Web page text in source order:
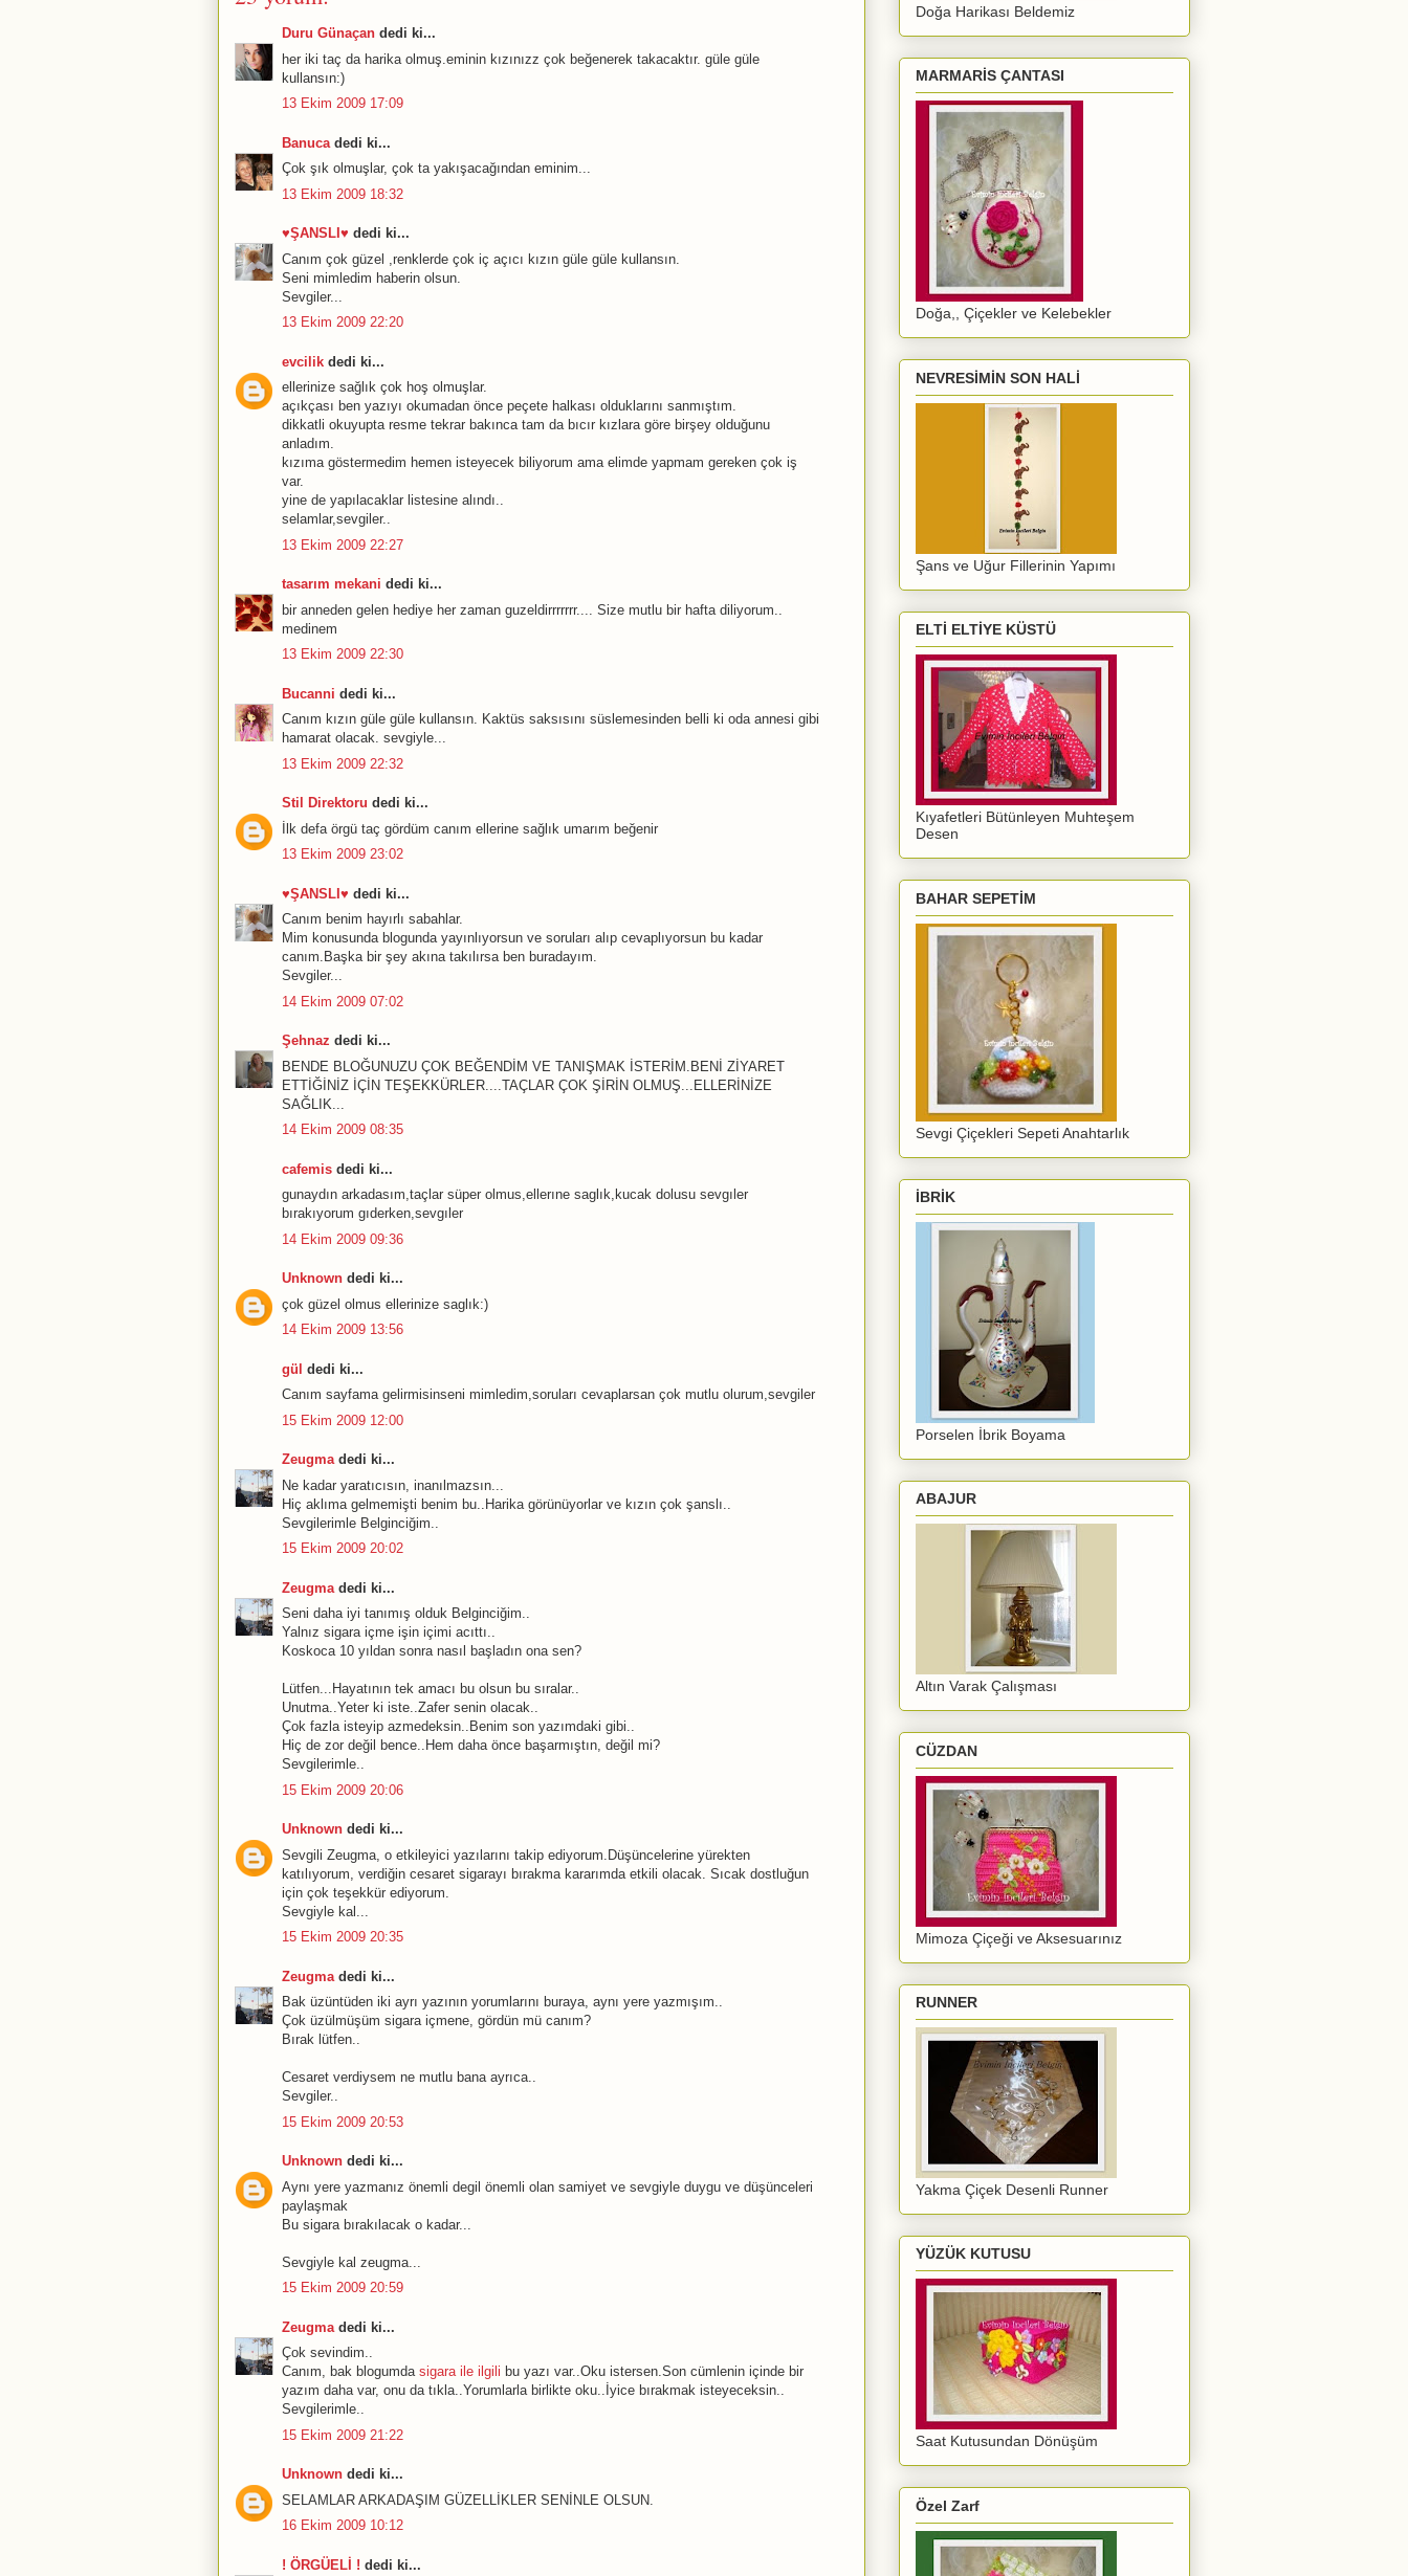
Duru Günaçan dedi ki...
her iki taç da harika olmuş.eminin kızınızz çok beğenerek takacaktır. güle güle
kullansın:)
13 Ekim 2009 17:09
Banuca dedi ki...
Çok şık olmuşlar, çok ta yakışacağından eminim...
13 Ekim 2009 18:32
♥ŞANSLI♥ dedi ki...
Canım çok güzel ,renklerde çok iç açıcı kızın güle güle kullansın.
Seni mimledim haberin olsun.
Sevgiler...
13 Ekim 2009 22:20
evcilik dedi ki...
ellerinize sağlık çok hoş olmuşlar.
açıkçası ben yazıyı okumadan önce peçete halkası olduklarını sanmıştım.
dikkatli okuyupta resme tekrar bakınca tam da bıcır kızlara göre birşey olduğunu
anladım.
kızıma göstermedim hemen isteyecek biliyorum ama elimde yapmam gereken çok iş
var.
yine de yapılacaklar listesine alındı..
selamlar,sevgiler..
13 Ekim 2009 22:27
tasarım mekani dedi ki...
bir anneden gelen hediye her zaman guzeldirrrrrrr.... Size mutlu bir hafta diliyorum..
medinem
13 Ekim 2009 22:30
Bucanni dedi ki...
Canım kızın güle güle kullansın. Kaktüs saksısını süslemesinden belli ki oda annesi gibi
hamarat olacak. sevgiyle...
13 Ekim 2009 22:32
Stil Direktoru dedi ki...
İlk defa örgü taç gördüm canım ellerine sağlık umarım beğenir
13 Ekim 2009 23:02
♥ŞANSLI♥ dedi ki...
Canım benim hayırlı sabahlar.
Mim konusunda blogunda yayınlıyorsun ve soruları alıp cevaplıyorsun bu kadar
canım.Başka bir şey akına takılırsa ben buradayım.
Sevgiler...
14 Ekim 2009 07:02
Şehnaz dedi ki...
BENDE BLOĞUNUZU ÇOK BEĞENDİM VE TANIŞMAK İSTERİM.BENİ ZİYARET
ETTİĞİNİZ İÇİN TEŞEKKÜRLER....TAÇLAR ÇOK ŞİRİN OLMUŞ...ELLERİNİZE
SAĞLIK...
14 Ekim 2009 08:35
cafemis dedi ki...
gunaydın arkadasım,taçlar süper olmus,ellerıne saglık,kucak dolusu sevgıler
bırakıyorum gıderken,sevgıler
14 Ekim 2009 09:36
Unknown dedi ki...
çok güzel olmus ellerinize saglık:)
14 Ekim 2009 13:56
gül dedi ki...
Canım sayfama gelirmisinseni mimledim,soruları cevaplarsan çok mutlu olurum,sevgiler
15 Ekim 2009 12:00
Zeugmadedi ki...
Ne kadar yaratıcısın, inanılmazsın...
Hiç aklıma gelmemişti benim bu..Harika görünüyorlar ve kızın çok şanslı..
Sevgilerimle Belginciğim..
15 Ekim 2009 20:02
Zeugma dedi ki...
Seni daha iyi tanımış olduk Belginciğim..
Yalnız sigara içme işin içimi acıttı..
Koskoca 10 yıldan sonra nasıl başladın ona sen?
Lütfen...Hayatının tek amacı bu olsun bu sıralar..
Unutma..Yeter ki iste..Zafer senin olacak..
Çok fazla isteyip azmedeksin..Benim son yazımdaki gibi..
Hiç de zor değil bence..Hem daha önce başarmıştın, değil mi?
Sevgilerimle..
15 Ekim 2009 20:06
Unknown dedi ki...
Sevgili Zeugma, o etkileyici yazılarını takip ediyorum.Düşüncelerine yürekten
katılıyorum, verdiğin cesaret sigarayı bırakma kararımda etkili olacak. Sıcak dostluğun
için çok teşekkür ediyorum.
Sevgiyle kal...
15 Ekim 2009 20:35
Zeugma dedi ki...
Bak üzüntüden iki ayrı yazının yorumlarını buraya, aynı yere yazmışım..
Çok üzülmüşüm sigara içmene, gördün mü canım?
Bırak lütfen..
Cesaret verdiysem ne mutlu bana ayrıca..
Sevgiler..
15 Ekim 2009 20:53
Unknown dedi ki...
Aynı yere yazmanız önemli degil önemli olan samiyet ve sevgiyle duygu ve düşünceleri
paylaşmak
Bu sigara bırakılacak o kadar...
Sevgiyle kal zeugma...
15 Ekim 2009 20:59
Zeugma dedi ki...
Çok sevindim..
Canım, bak blogumda sigara ile ilgili bu yazı var..Oku istersen.Son cümlenin içinde bir
yazım daha var, onu da tıkla..Yorumlarla birlikte oku..İyice bırakmak isteyeceksin..
Sevgilerimle..
15 Ekim 2009 21:22
Unknown dedi ki...
SELAMLAR ARKADAŞIM GÜZELLİKLER SENİNLE OLSUN.
16 Ekim 2009 10:12
! ÖRGÜELİ ! dedi ki...
Doğa Harikası Beldemiz
MARMARİS ÇANTASI
Doğa,, Çiçekler ve Kelebekler
NEVRESİMİN SON HALİ
Şans ve Uğur Fillerinin Yapımı
ELTİ ELTİYE KÜSTÜ
Kıyafetleri Bütünleyen Muhteşem
Desen
BAHAR SEPETİM
Sevgi Çiçekleri Sepeti Anahtarlık
İBRİK
Porselen İbrik Boyama
ABAJUR
Altın Varak Çalışması
CÜZDAN
Mimoza Çiçeği ve Aksesuarınız
RUNNER
Yakma Çiçek Desenli Runner
YÜZÜK KUTUSU
Saat Kutusundan Dönüşüm
Özel Zarf